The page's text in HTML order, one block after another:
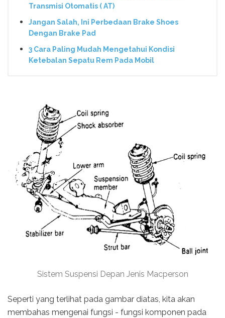
Transmisi Otomatis ( AT)
Jangan Salah, Ini Perbedaan Brake Shoes
Dengan Brake Pad
3 Cara Paling Mudah Mengetahui Kondisi
Ketebalan Sepatu Rem Pada Mobil
Sistem Suspensi Depan Jenis Macperson
Seperti yang terlihat pada gambar diatas, kita akan
membahas mengenai fungsi - fungsi komponen pada